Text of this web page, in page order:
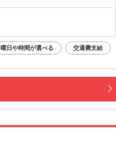
曜日や時間が選べる 交通費支給